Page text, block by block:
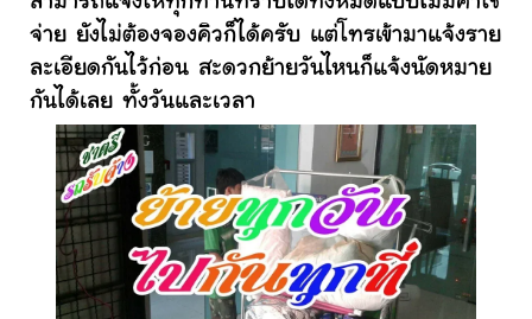
จ่าย ยังไม่ต้องจองคิวก็ได้ครับ แต่โทรเข้ามาแจ้งราย
ละเอียดกันไว้ก่อน สะดวกย้ายวันไหนก็แจ้งนัดหมาย
กันได้เลย ทั้งวันและเวลา